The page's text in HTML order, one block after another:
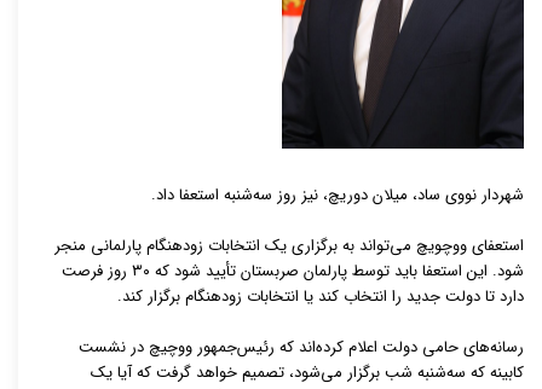
شهردار نووی ساد، میلان دوریچ، نیز روز سه‌شنبه استعفا داد.
استعفای ووچویچ می‌تواند به برگزاری یک انتخابات زودهنگام پارلمانی منجر
شود. این استعفا باید توسط پارلمان صربستان تأیید شود که ۳۰ روز فرصت
دارد تا دولت جدید را انتخاب کند یا انتخابات زودهنگام برگزار کند.
رسانه‌های حامی دولت اعلام کرده‌اند که رئیس‌جمهور ووچیچ در نشست
کابینه که سه‌شنبه شب برگزار می‌شود، تصمیم خواهد گرفت که آیا یک